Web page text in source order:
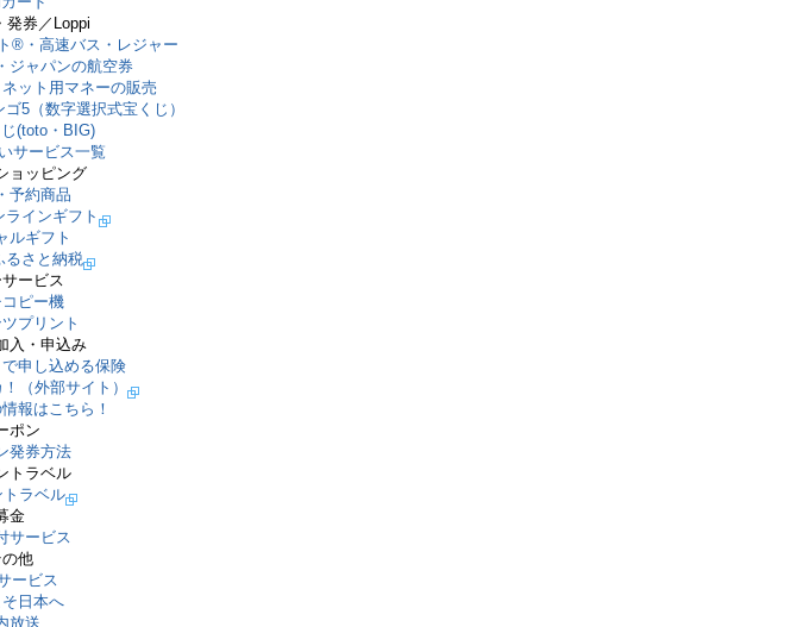
発券／Loppi
®・⾼速バス・レジャー
ジャパンの航空券
ット用マネーの販売
5（数字選択式宝くじ）
(toto・BIG)
サービス一覧
ョッピング
予約商品
ラインギフト
ルギフト
るさと納税
ービス
ピー機
プリント
入・申込み
申し込める保険
（外部サイト）
報はこちら！
ポン
発券方法
トラベル
トラベル
金
サービス
の他
ービス
日本へ
放送